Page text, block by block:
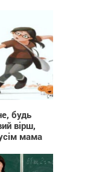
4 665
будь
вірш,
мама